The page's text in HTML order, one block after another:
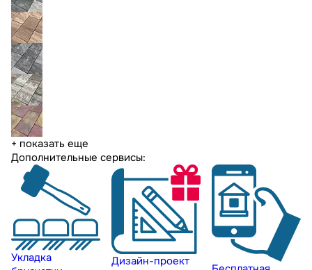
+ показать еще
Дополнительные сервисы:
Укладка
Дизайн-проект